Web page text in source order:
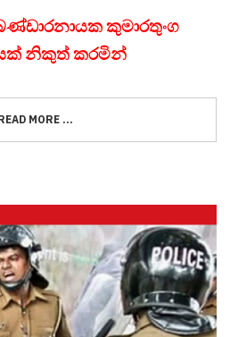
කුමාරතුංග
නිකුත් කරමින්
MORE ...